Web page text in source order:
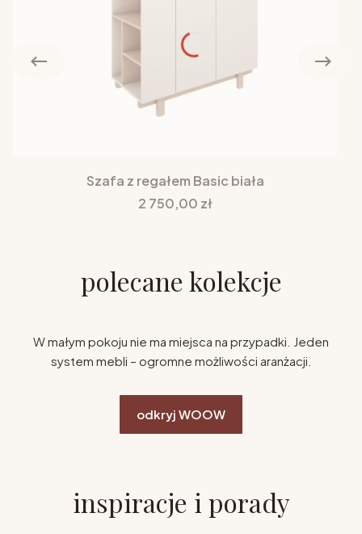
Szafa z regałem Basic biała
Cena
2 750,00 zł
polecane kolekcje
W małym pokoju nie ma miejsca na przypadki. Jeden
system mebli – ogromne możliwości aranżacji.
odkryj WOOW
inspiracje i porady